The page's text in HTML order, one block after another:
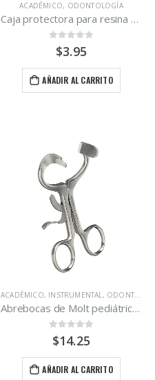
ACADÉMICO, ODONTOLOGÍA
Caja protectora para resina Ámbar pequeña.
out of 5
$3.95
AÑADIR AL CARRITO
ACADÉMICO, INSTRUMENTAL , ODONTOLOGÍA
Abrebocas de Molt pediátrico marca Denpro de 11 cm.
out of 5
$14.25
AÑADIR AL CARRITO